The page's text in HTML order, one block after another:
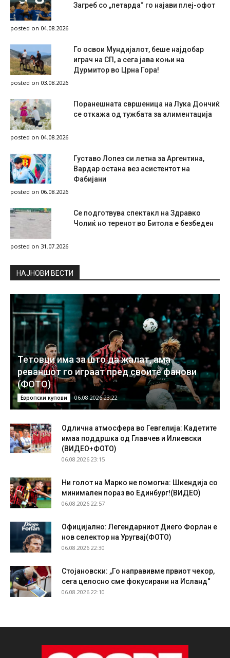
Загреб со „петарда“ го најави плеј-офот
posted on 04.08.2026
Го освои Мундијалот, беше најдобар
играч на СП, а сега јава коњи на
Дурмитор во Црна Гора!
posted on 03.08.2026
Поранешната свршеница на Лука Дончиќ
се откажа од тужбата за алиментација
posted on 04.08.2026
Густаво Лопез си летна за Аргентина,
Вардар остана вез асистентот на
Фабијани
posted on 06.08.2026
Се подготвува спектакл на Здравко
Чолиќ но теренот во Битола е безбеден
posted on 31.07.2026
НAЈНОВИ ВЕСТИ
Тетовци има за што да жалат, ама
реваншот го играат пред своите фанови
(ФОТО)
Европски купови 06.08.2026 23:22
Одлична атмосфера во Гевгелија: Кадетите
имаа поддршка од Главчев и Илиевски
(ВИДЕО+ФОТО)
06.08.2026 23:15
Ни голот на Марко не помогна: Шкендија со
минимален пораз во Единбург!(ВИДЕО)
06.08.2026 22:57
Официјално: Легендарниот Диего Форлан е
нов селектор на Уругвај(ФОТО)
06.08.2026 22:30
Стојановски: „Го направивме првиот чекор,
сега целосно сме фокусирани на Исланд“
06.08.2026 22:10